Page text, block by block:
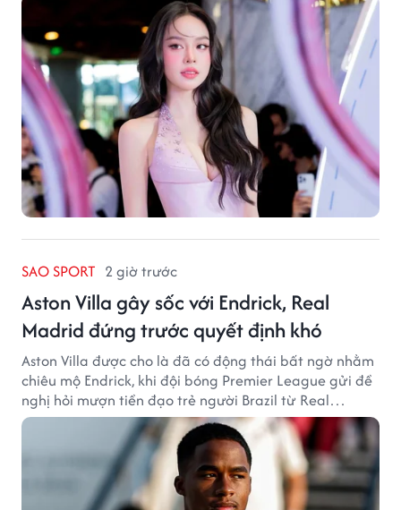
SAO SPORT 2 giờ trước
Aston Villa gây sốc với Endrick, Real
Madrid đứng trước quyết định khó
Aston Villa được cho là đã có động thái bất ngờ nhằm
chiêu mộ Endrick, khi đội bóng Premier League gửi đề
nghị hỏi mượn tiền đạo trẻ người Brazil từ Real
Madrid.